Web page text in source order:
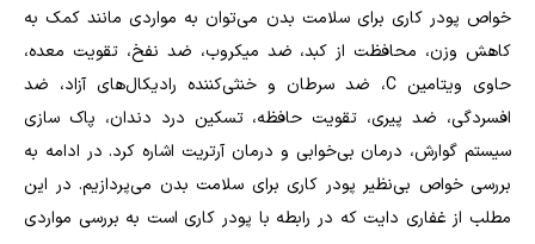
خواص پودر کاری برای سلامت بدن می‌توان به مواردی مانند کمک به
کاهش وزن، محافظت از کبد، ضد میکروب، ضد نفخ، تقویت معده،
حاوی ویتامین C، ضد سرطان و خنثی‌کننده رادیکال‌های آزاد، ضد
افسردگی، ضد پیری، تقویت حافظه، تسکین درد دندان، پاک سازی
سیستم گوارش، درمان بی‌خوابی و درمان آرتریت اشاره کرد. در ادامه به
بررسی خواص بی‌نظیر پودر کاری برای سلامت بدن می‌پردازیم. در این
مطلب از غفاری دایت که در رابطه با پودر کاری است به بررسی مواردی